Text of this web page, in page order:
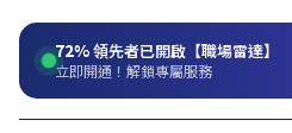
72%領先者已開啟【職場雷達】
立即開通！解鎖專屬服務